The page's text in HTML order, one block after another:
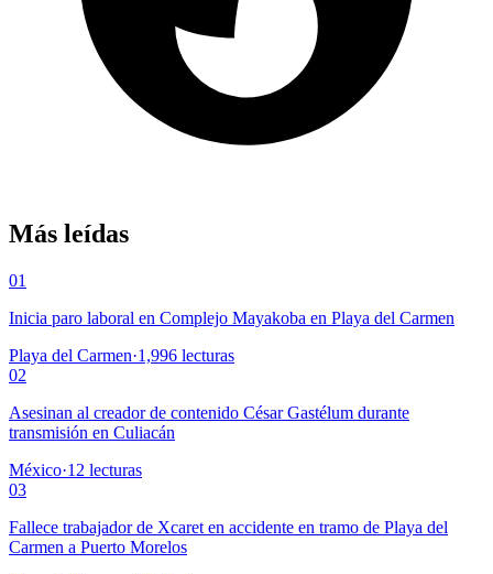
Más leídas
01
Inicia paro laboral en Complejo Mayakoba en Playa del Carmen
Playa del Carmen·1,996 lecturas
02
Asesinan al creador de contenido César Gastélum durante
transmisión en Culiacán
México·12 lecturas
03
Fallece trabajador de Xcaret en accidente en tramo de Playa del
Carmen a Puerto Morelos